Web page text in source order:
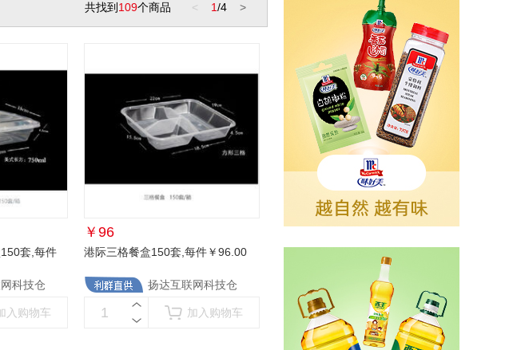
< 1/4 >
共找到 109个商品
套 ,每件
科技仓
入购物车
￥ 96
港际三格餐盒150套 ,每件￥96.00
扬达互联网科技仓
加入购物车